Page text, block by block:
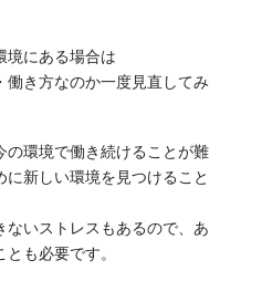
境にある場合は
き方なのか一度見直してみ
の環境で働き続けることが難
に新しい環境を見つけること
いストレスもあるので、あ
も必要です。